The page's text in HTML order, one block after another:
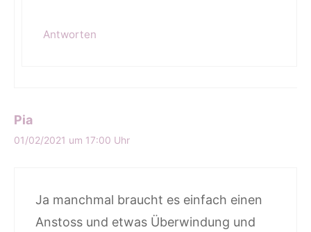
Antworten
Pia
01/02/2021 um 17:00 Uhr
Ja manchmal braucht es einfach einen
Anstoss und etwas Überwindung und